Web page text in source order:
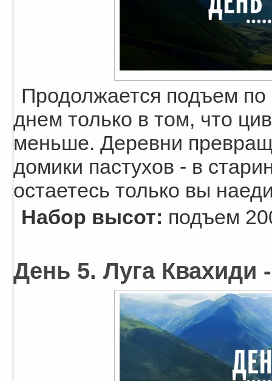
Продолжается подъем
днем только в том, что
меньше. Деревни
домики пастухов - в
остаетесь только вы
Набор высот: подъем
День 5. Луга Квахиди